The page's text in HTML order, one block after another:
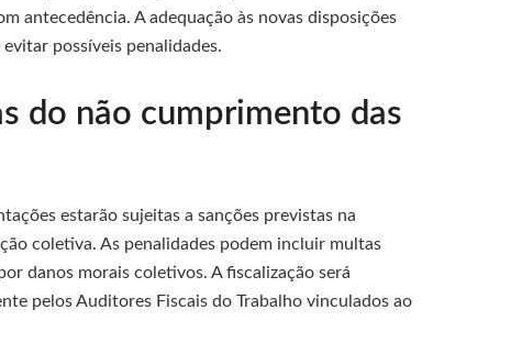
antecedência. A adequação às novas disposições
possíveis penalidades.
do não cumprimento das
estarão sujeitas a sanções previstas na
coletiva. As penalidades podem incluir multas
danos morais coletivos. A fiscalização será
pelos Auditores Fiscais do Trabalho vinculados ao